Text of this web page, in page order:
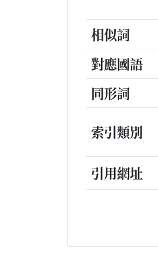
相似詞
對應國語
同形詞
索引類別
引用網址